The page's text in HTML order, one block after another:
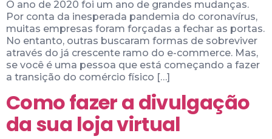
O ano de 2020 foi um ano de grandes mudanças.
Por conta da inesperada pandemia do coronavírus,
muitas empresas foram forçadas a fechar as portas.
No entanto, outras buscaram formas de sobreviver
através do já crescente ramo do e-commerce. Mas,
se você é uma pessoa que está começando a fazer
a transição do comércio físico […]
Como fazer a divulgação
da sua loja virtual